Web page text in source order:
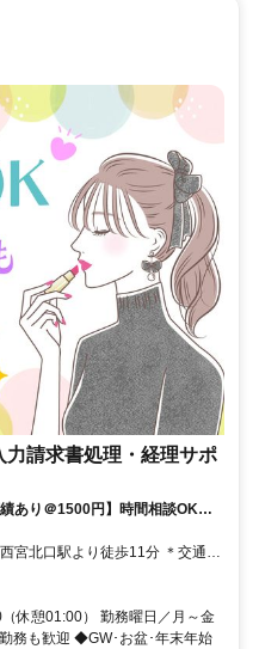
力請求書処理・経理サポ
績あり＠1500円】時間相談OK★
休憩01:00） 勤務曜日／月～金
務も歓迎 ◆GW･お盆･年末年始